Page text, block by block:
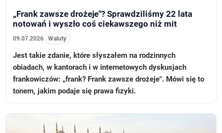
„Frank zawsze drożeje"? Sprawdziliśmy 22 lata
notowań i wyszło coś ciekawszego niż mit
09.07.2026 Waluty
Jest takie zdanie, które słyszałem na rodzinnych
obiadach, w kantorach i w internetowych dyskusjach
frankowiczów: „frank? Frank zawsze drożeje". Mówi się to
tonem, jakim podaje się prawa fizyki.